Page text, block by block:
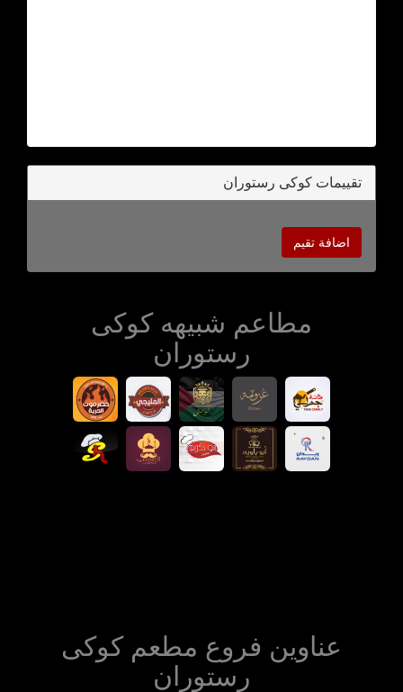
تقييمات كوكى رستوران
اضافة تقيم
مطاعم شبيهه كوكى
رستوران
عناوين فروع مطعم كوكى
رستوران